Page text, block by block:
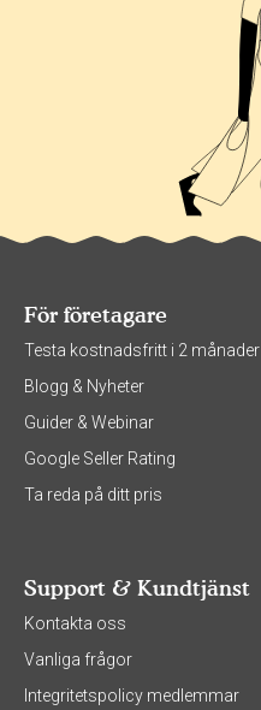
För företagare
Testa kostnadsfritt i 2 månader
Blogg & Nyheter
Guider & Webinar
Google Seller Rating
Ta reda på ditt pris
Support & Kundtjänst
Kontakta oss
Vanliga frågor
Integritetspolicy medlemmar